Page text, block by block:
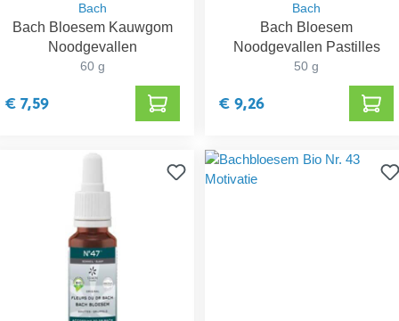
Bach
Bach Bloesem Kauwgom
Noodgevallen
60 g
€ 7,59
Bach
Bach Bloesem
Noodgevallen Pastilles
50 g
€ 9,26